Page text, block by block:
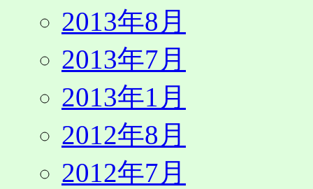
2013年8月
2013年7月
2013年1月
2012年8月
2012年7月